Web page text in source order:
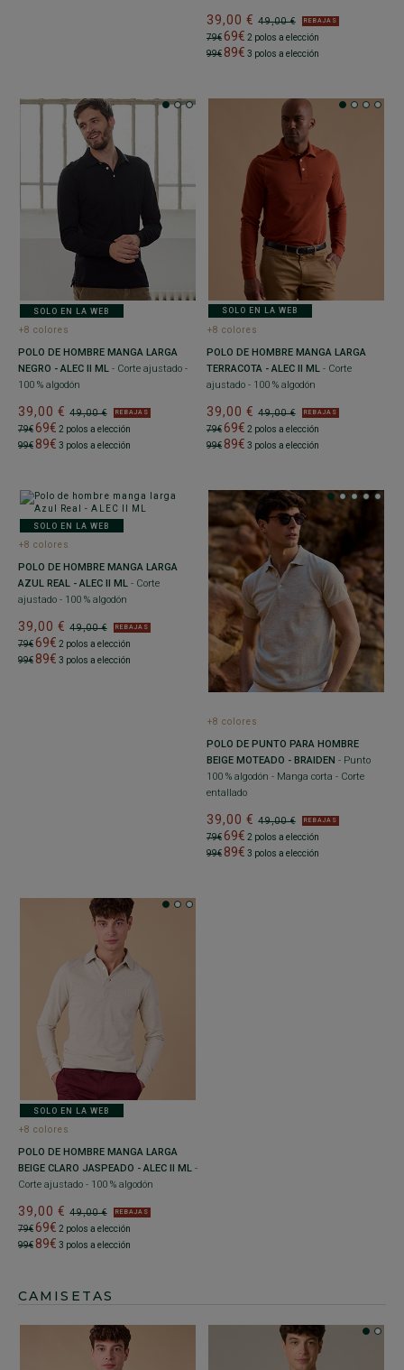
49,00 €
39,00 € REBAJAS
79€69€ 2 polos a elección
99€ 89€ 3 polos a elección
SOLO EN LA WEB
+8 colores
POLO DE HOMBRE MANGA LARGA
NEGRO - ALEC II ML - Corte ajustado -
100 % algodón
49,00 €
39,00 € REBAJAS
79€69€ 2 polos a elección
99€ 89€ 3 polos a elección
SOLO EN LA WEB
+8 colores
POLO DE HOMBRE MANGA LARGA
TERRACOTA - ALEC II ML - Corte
ajustado - 100 % algodón
49,00 €
39,00 € REBAJAS
79€69€ 2 polos a elección
99€ 89€ 3 polos a elección
SOLO EN LA WEB
+8 colores
POLO DE HOMBRE MANGA LARGA
AZUL REAL - ALEC II ML - Corte
ajustado - 100 % algodón
49,00 €
39,00 € REBAJAS
79€69€ 2 polos a elección
99€ 89€ 3 polos a elección
+8 colores
POLO DE PUNTO PARA HOMBRE
BEIGE MOTEADO - BRAIDEN - Punto
100 % algodón - Manga corta - Corte
entallado
49,00 €
39,00 € REBAJAS
79€69€ 2 polos a elección
99€ 89€ 3 polos a elección
SOLO EN LA WEB
+8 colores
POLO DE HOMBRE MANGA LARGA
BEIGE CLARO JASPEADO - ALEC II ML -
Corte ajustado - 100 % algodón
49,00 €
39,00 € REBAJAS
79€69€ 2 polos a elección
99€ 89€ 3 polos a elección
CAMISETAS